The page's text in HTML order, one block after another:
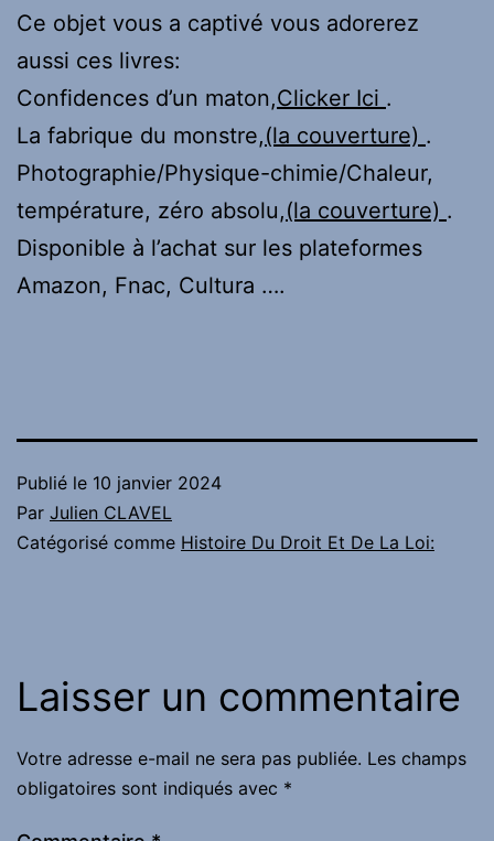
Ce objet vous a captivé vous adorerez
aussi ces livres:
Confidences d’un maton,Clicker Ici .
La fabrique du monstre,(la couverture) .
Photographie/Physique-chimie/Chaleur,
température, zéro absolu,(la couverture) .
Disponible à l’achat sur les plateformes
Amazon, Fnac, Cultura ….
Publié le 10 janvier 2024
Par Julien CLAVEL
Catégorisé comme Histoire Du Droit Et De La Loi:
Laisser un commentaire
Votre adresse e-mail ne sera pas publiée. Les champs
obligatoires sont indiqués avec *